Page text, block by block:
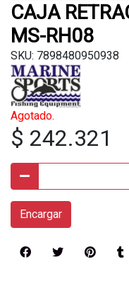
CAJA
MS-RH08
SKU: 7898480950938
Agotado.
$ 242.321
Encargar